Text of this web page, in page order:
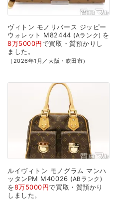
ヴィトン モノリバース ジッピー
ウォレット M82444 Aランク を
8万5000円で買取・質預かり し
ました。
（2026年1月／大阪・吹田市）
ルイヴィトン モノグラム マンハ
ッタンPM M40026 ABランク
を8万5000円で買取・質預かり
しました。